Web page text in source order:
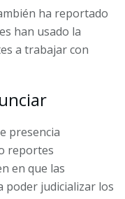
ha reportado
han usado la
a trabajar con
presencia
reportes
en que las
poder judicializar los